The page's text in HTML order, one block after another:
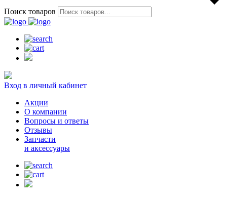
Поиск товаров
Вход в личный кабинет
Акции
О компании
Вопросы и ответы
Отзывы
Запчасти
и аксессуары